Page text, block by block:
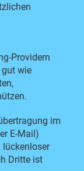
Providern
gut wie
im
E-Mail)
lückenloser
Dritte ist